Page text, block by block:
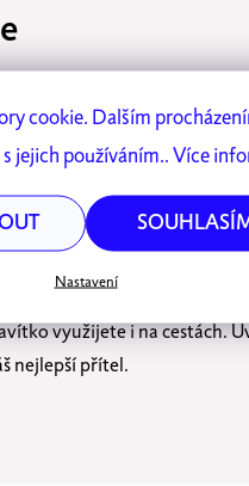
cookie. Dalším
jejich používáním.. Více
Nastavení
němu je pravítko lehké a
(délka měření 10 cm)
tělu a praktické sponě
využijete i na cestách.
nejlepší přítel.